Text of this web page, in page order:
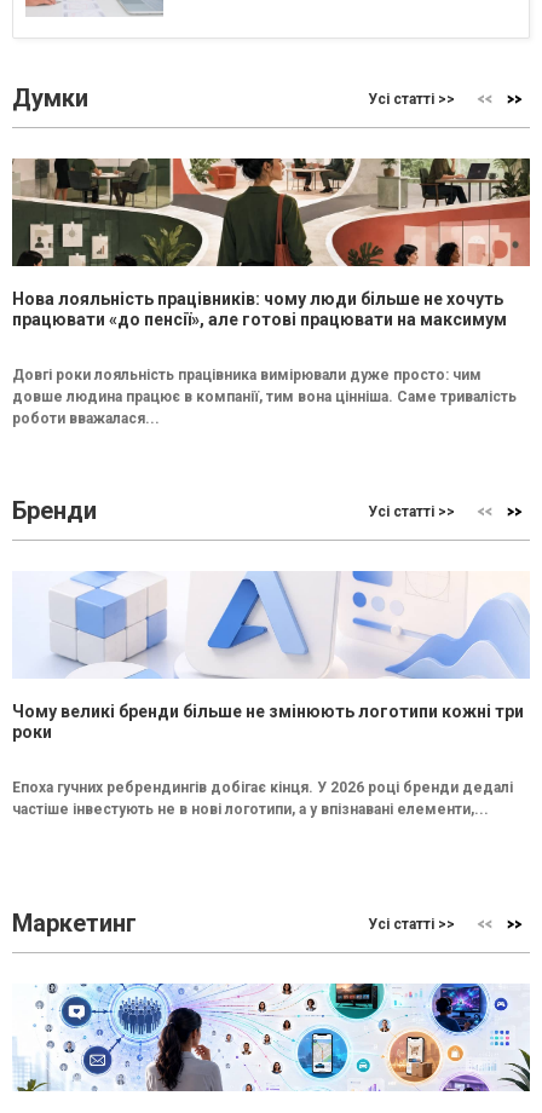
Думки Усі статті >>
Нова лояльність працівників: чому люди більше не хочуть
працювати «до пенсії», але готові працювати на максимум
Довгі роки лояльність працівника вимірювали дуже просто: чим
довше людина працює в компанії, тим вона цінніша. Саме тривалість
роботи вважалася...
Бренди Усі статті >>
Чому великі бренди більше не змінюють логотипи кожні три
роки
Епоха гучних ребрендингів добігає кінця. У 2026 році бренди дедалі
частіше інвестують не в нові логотипи, а у впізнавані елементи,...
Маркетинг Усі статті >>